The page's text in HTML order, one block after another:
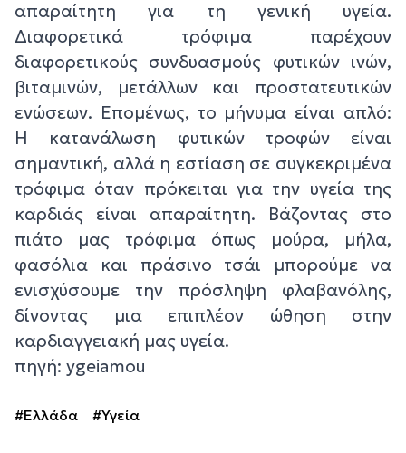
απαραίτητη για τη γενική υγεία.
Διαφορετικά τρόφιμα παρέχουν
διαφορετικούς συνδυασμούς φυτικών ινών,
βιταμινών, μετάλλων και προστατευτικών
ενώσεων. Επομένως, το μήνυμα είναι απλό:
Η κατανάλωση φυτικών τροφών είναι
σημαντική, αλλά η εστίαση σε συγκεκριμένα
τρόφιμα όταν πρόκειται για την υγεία της
καρδιάς είναι απαραίτητη. Βάζοντας στο
πιάτο μας τρόφιμα όπως μούρα, μήλα,
φασόλια και πράσινο τσάι μπορούμε να
ενισχύσουμε την πρόσληψη φλαβανόλης,
δίνοντας μια επιπλέον ώθηση στην
καρδιαγγειακή μας υγεία.
πηγή: ygeiamou
#Ελλάδα #Υγεία